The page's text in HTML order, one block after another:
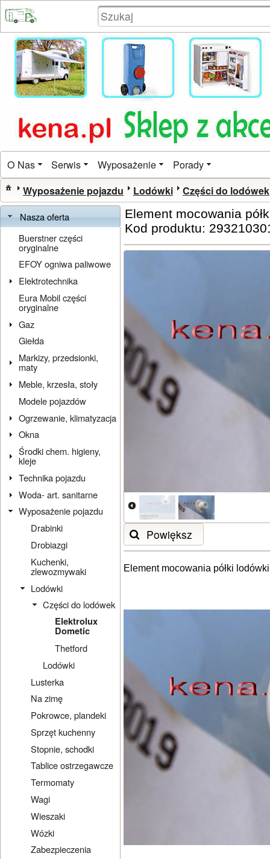
O Nas Serwis Wyposażenie Porady
Wyposażenie pojazdu Lodówki Części do lodówek
Nasza oferta
Buerstner części
oryginalne
EFOY ogniwa paliwowe
Elektrotechnika
Eura Mobil części
oryginalne
Gaz
Giełda
Markizy, przedsionki,
maty
Meble, krzesła, stoły
Modele pojazdów
Ogrzewanie, klimatyzacja
Okna
Środki chem. higieny,
kleje
Technika pojazdu
Woda- art. sanitarne
Wyposażenie pojazdu
Drabinki
Drobiazgi
Kuchenki,
zlewozmywaki
Lodówki
Części do lodówek
Elektrolux
Dometic
Thetford
Lodówki
Lusterka
Na zimę
Pokrowce, plandeki
Sprzęt kuchenny
Stopnie, schodki
Tablice ostrzegawcze
Termomaty
Wagi
Wieszaki
Wózki
Zabezpieczenia
Element mocowania
Kod produktu:
Powiększ
Element mocowania półki